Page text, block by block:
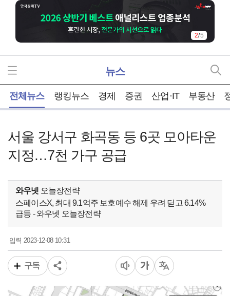
2/5
뉴스
전체뉴스 랭킹뉴스 경제 증권 산업·IT 부동산
서울 강서구 화곡동 등 6곳 모아타운
지정…7천 가구 공급
와우넷 오늘장전략
스페이스X, 최대 9.1억주 보호예수 해제 우려 딛고 6.14%
급등 - 와우넷 오늘장전략
입력2023-12-08 10:31
구독